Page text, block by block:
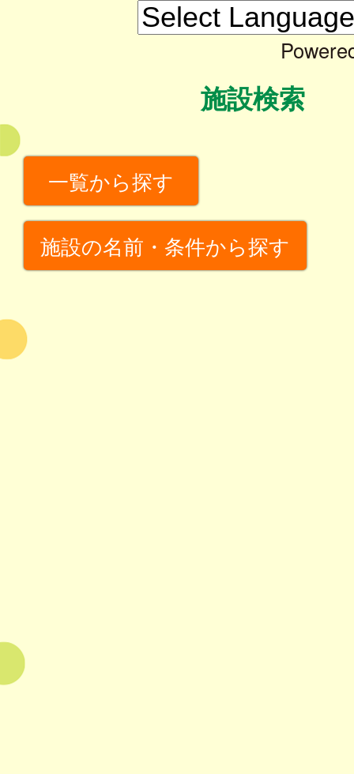
施設検索
一覧から探す
施設の名前・条件から探す